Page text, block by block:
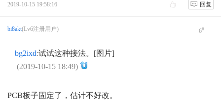
2019-10-15 19:58:16 回复
bi8akt(Lv6注册用户) 6#
bg2ixd:试试这种接法。[图片]
(2019-10-15 18:49)
PCB板子固定了，估计不好改。